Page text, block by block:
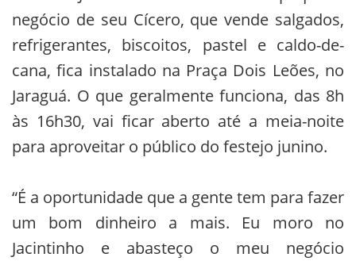
negócio de seu Cícero, que vende salgados,
refrigerantes, biscoitos, pastel e caldo-de-
cana, fica instalado na Praça Dois Leões, no
Jaraguá. O que geralmente funciona, das 8h
às 16h30, vai ficar aberto até a meia-noite
para aproveitar o público do festejo junino.
“É a oportunidade que a gente tem para fazer
um bom dinheiro a mais. Eu moro no
Jacintinho e abasteço o meu negócio